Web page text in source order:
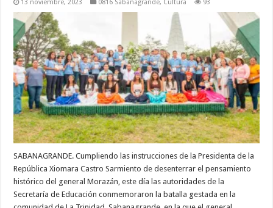
13 noviembre, 2023 0816 Sabanagrande, Cultura 93
SABANAGRANDE. Cumpliendo las instrucciones de la Presidenta de la
República Xiomara Castro Sarmiento de desenterrar el pensamiento
histórico del general Morazán, este día las autoridades de la
Secretaría de Educación conmemoraron la batalla gestada en la